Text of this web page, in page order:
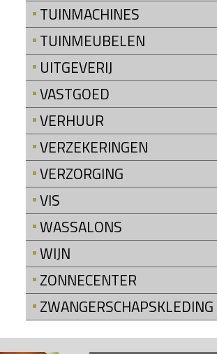
TUINMACHINES
TUINMEUBELEN
UITGEVERIJ
VASTGOED
VERHUUR
VERZEKERINGEN
VERZORGING
VIS
WASSALONS
WIJN
ZONNECENTER
ZWANGERSCHAPSKLEDING